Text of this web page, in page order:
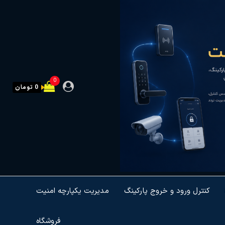
0
0 تومان
مدیریت یکپارچه امنیت کنترل ورود و خروج پارکینگ
فروشگاه